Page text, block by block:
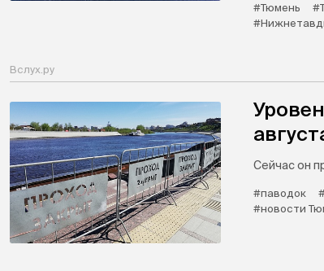
#Тюмень
Вслух.ру
Сейчас он
#паводок
#новости